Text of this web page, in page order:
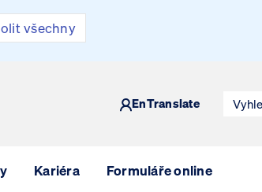
všechny
EnTranslate
Kariéra Formuláře online